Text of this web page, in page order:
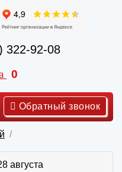
322-92-08
0
Обратный звонок
августа